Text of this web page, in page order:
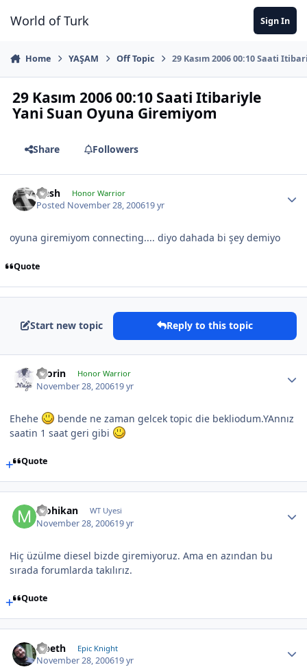
World of Turk Sign In
Home YAŞAM Off Topic 29 Kasım 2006 00:10 Saati
29 Kasım 2006 00:10 Saati Itibariyle
Yani Suan Oyuna Giremiyom
Share Followers
Qesh Honor Warrior
Posted November 28, 200619 yr
oyuna giremiyom connecting.... diyo dahada bi şey demiyo
Quote
Start new topic Reply to this topic
Olorin Honor Warrior
November 28, 200619 yr
Ehehe
bende ne zaman gelcek topic die bekliodum.YAnnız
saatin 1 saat geri gibi
Quote
Mohikan WT Uyesi
November 28, 200619 yr
Hiç üzülme diesel bizde giremiyoruz. Ama en azından bu
sırada forumlarda takılırız.
Quote
Opeth Epic Knight
November 28, 200619 yr